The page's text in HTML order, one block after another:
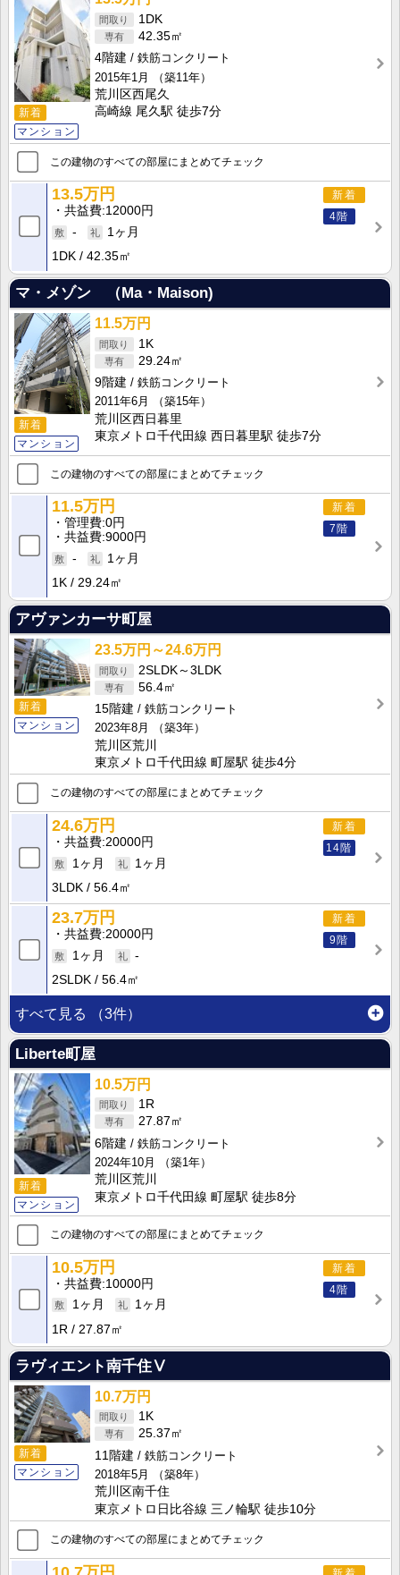
新着
マンション
1DK
42.35㎡
4階建
鉄筋コンクリート
2015年1月
（築11年）
荒川区西尾久
高崎線 尾久駅 徒歩7分
この建物のすべての部屋にまとめてチェック
新着
4階
13.5万円
共益費 12000円
-
1ヶ月
1DK
42.35㎡
マ・メゾン （Ma・Maison)
新着
マンション
11.5万円
1K
29.24㎡
9階建
鉄筋コンクリート
2011年6月
（築15年）
荒川区西日暮里
東京メトロ千代田線 西日暮里駅 徒歩7分
この建物のすべての部屋にまとめてチェック
新着
7階
11.5万円
管理費 0円
共益費 9000円
-
1ヶ月
1K
29.24㎡
アヴァンカーサ町屋
新着
マンション
23.5万円～24.6万円
2SLDK～3LDK
56.4㎡
15階建
鉄筋コンクリート
2023年8月
（築3年）
荒川区荒川
東京メトロ千代田線 町屋駅 徒歩4分
この建物のすべての部屋にまとめてチェック
新着
14階
24.6万円
共益費 20000円
1ヶ月
1ヶ月
3LDK
56.4㎡
新着
9階
23.7万円
共益費 20000円
1ヶ月
-
2SLDK
56.4㎡
すべて見る （3件）
Liberte町屋
新着
マンション
10.5万円
1R
27.87㎡
6階建
鉄筋コンクリート
2024年10月
（築1年）
荒川区荒川
東京メトロ千代田線 町屋駅 徒歩8分
この建物のすべての部屋にまとめてチェック
新着
4階
10.5万円
共益費 10000円
1ヶ月
1ヶ月
1R
27.87㎡
ラヴィエント南千住Ⅴ
新着
マンション
10.7万円
1K
25.37㎡
11階建
鉄筋コンクリート
2018年5月
（築8年）
荒川区南千住
東京メトロ日比谷線 三ノ輪駅 徒歩10分
この建物のすべての部屋にまとめてチェック